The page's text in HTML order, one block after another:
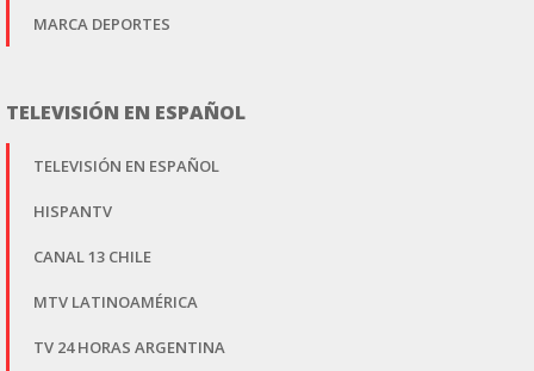
MARCA DEPORTES
TELEVISIÓN EN ESPAÑOL
TELEVISIÓN EN ESPAÑOL
HISPANTV
CANAL 13 CHILE
MTV LATINOAMÉRICA
TV 24 HORAS ARGENTINA